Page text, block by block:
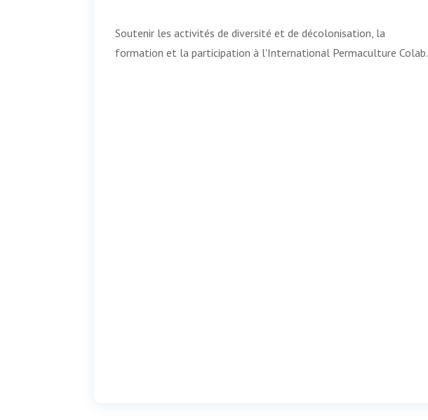
Soutenir les activités de diversité et de décolonisation, la
formation et la participation à l'International Permaculture Colab.